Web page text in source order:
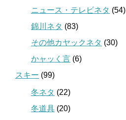
ニュース・テレビネタ (54)
錦川ネタ (83)
その他カヤックネタ (30)
かャッく言 (6)
スキー (99)
冬ネタ (22)
冬道具 (20)